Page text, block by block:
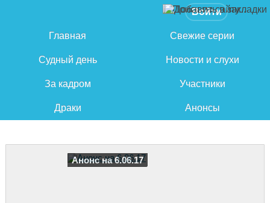
Войти
Главная Свежие серии
Судный день Новости и слухи
За кадром Участники
Драки Анонсы
Анонс на 6.06.17